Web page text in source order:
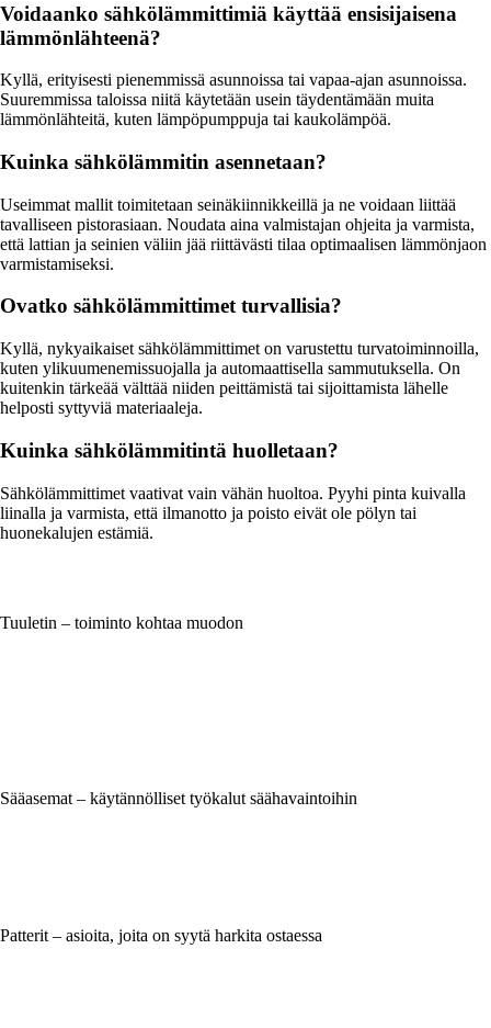
Voidaanko sähkölämmittimiä käyttää ensisijaisena
lämmönlähteenä?
Kyllä, erityisesti pienemmissä asunnoissa tai vapaa-ajan asunnoissa.
Suuremmissa taloissa niitä käytetään usein täydentämään muita
lämmönlähteitä, kuten lämpöpumppuja tai kaukolämpöä.
Kuinka sähkölämmitin asennetaan?
Useimmat mallit toimitetaan seinäkiinnikkeillä ja ne voidaan liittää
tavalliseen pistorasiaan. Noudata aina valmistajan ohjeita ja varmista,
että lattian ja seinien väliin jää riittävästi tilaa optimaalisen lämmönjaon
varmistamiseksi.
Ovatko sähkölämmittimet turvallisia?
Kyllä, nykyaikaiset sähkölämmittimet on varustettu turvatoiminnoilla,
kuten ylikuumenemissuojalla ja automaattisella sammutuksella. On
kuitenkin tärkeää välttää niiden peittämistä tai sijoittamista lähelle
helposti syttyviä materiaaleja.
Kuinka sähkölämmitintä huolletaan?
Sähkölämmittimet vaativat vain vähän huoltoa. Pyyhi pinta kuivalla
liinalla ja varmista, että ilmanotto ja poisto eivät ole pölyn tai
huonekalujen estämiä.
Tuuletin – toiminto kohtaa muodon
Sääasemat – käytännölliset työkalut säähavaintoihin
Patterit – asioita, joita on syytä harkita ostaessa